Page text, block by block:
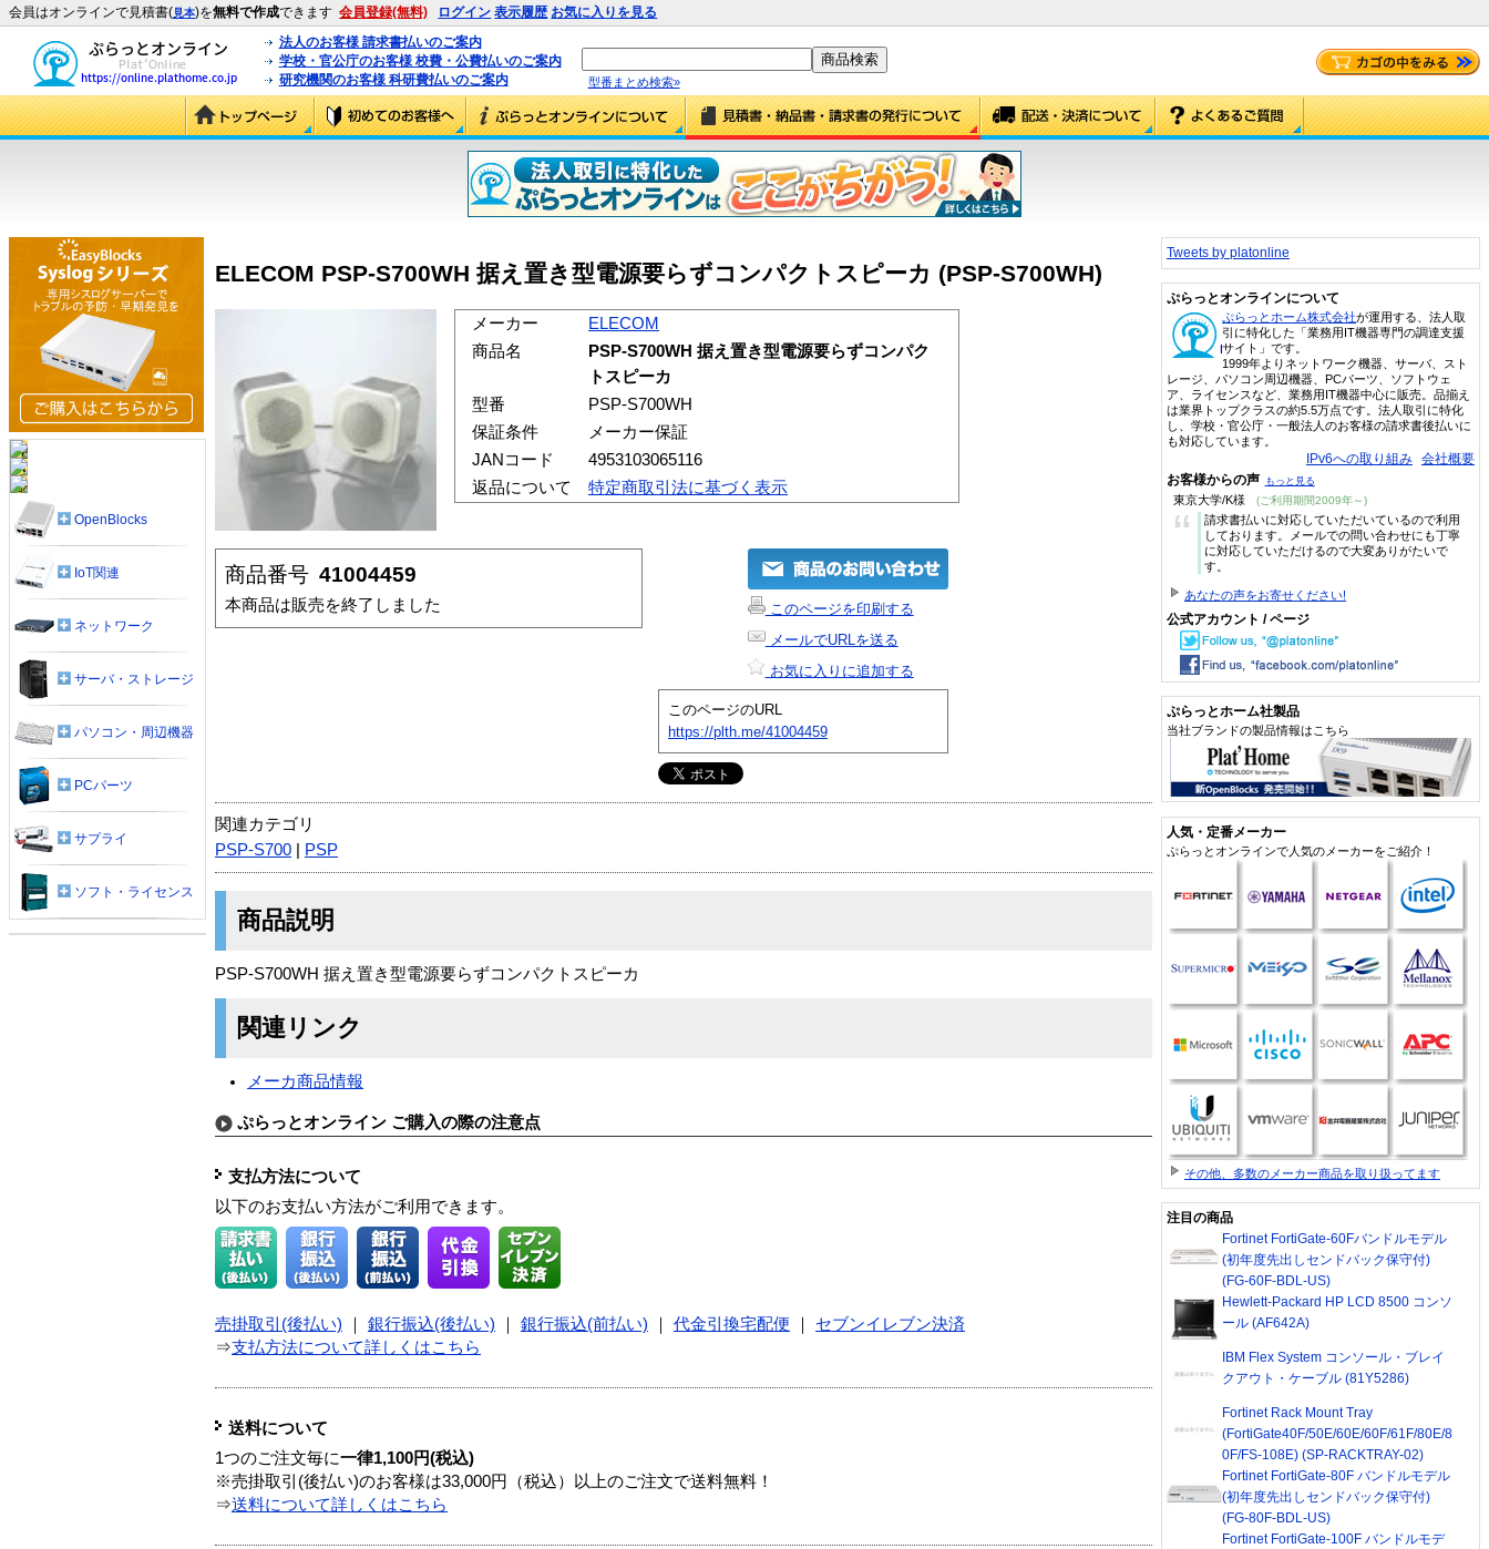
会員はオンラインで見積書(見本)を無料で作成できます 会員登録(無料) ログイン 表示履歴 お気に入りを見る
法人のお客様 請求書払いのご案内
学校・官公庁のお客様 校費・公費払いのご案内
研究機関のお客様 科研費払いのご案内
型番まとめ検索»
ELECOM PSP-S700WH 据え置き型電源要らずコンパクトスピーカ (PSP-S700WH)
メーカー
ELECOM
商品名
PSP-S700WH 据え置き型電源要らずコンパク
トスピーカ
型番
PSP-S700WH
保証条件
メーカー保証
JANコード
4953103065116
返品について
特定商取引法に基づく表示
商品番号 41004459
本商品は販売を終了しました
このページを印刷する
メールでURLを送る
お気に入りに追加する
このページのURL
https://plth.me/41004459
関連カテゴリ
PSP-S700
PSP
商品説明
PSP-S700WH 据え置き型電源要らずコンパクトスピーカ
関連リンク
メーカ商品情報
ぷらっとオンライン ご購入の際の注意点
支払方法について
以下のお支払い方法がご利用できます。
売掛取引(後払い) 銀行振込(後払い) 銀行振込(前払い) 代金引換宅配便
セブンイレブン決済
⇒支払方法について詳しくはこちら
送料について
1つのご注文毎に一律1,100円(税込)
※売掛取引(後払い)のお客様は33,000円（税込）以上のご注文で送料無料！
⇒送料について詳しくはこちら
OpenBlocks
IoT関連
ネットワーク
サーバ・ストレージ
パソコン・周辺機器
PCパーツ
サプライ
ソフト・ライセンス
Tweets by platonline
ぷらっとオンラインについて
ぷらっとホーム株式会社が運用する、法人取
引に特化した「業務用IT機器専門の調達支援
サイト」です。
1999年よりネットワーク機器、サーバ、スト
レージ、パソコン周辺機器、PCパーツ、ソフトウェ
ア、ライセンスなど、業務用IT機器中心に販売。品揃え
は業界トップクラスの約5.5万点です。法人取引に特化
し、学校・官公庁・一般法人のお客様の請求書後払いに
も対応しています。
IPv6への取り組み 会社概要
お客様からの声 もっと見る
東京大学/K様 (ご利用期間2009年～)
“
請求書払いに対応していただいているので利用
しております。メールでの問い合わせにも丁寧
に対応していただけるので大変ありがたいで
す。
あなたの声をお寄せください!
公式アカウント / ページ
ぷらっとホーム社製品
当社ブランドの製品情報はこちら
人気・定番メーカー
ぷらっとオンラインで人気のメーカーをご紹介！
その他、多数のメーカー商品を取り扱ってます
注目の商品
Fortinet FortiGate-60Fバンドルモデル
(初年度先出しセンドバック保守付)
(FG-60F-BDL-US)
Hewlett-Packard HP LCD 8500 コンソ
ール (AF642A)
IBM Flex System コンソール・ブレイ
クアウト・ケーブル (81Y5286)
Fortinet Rack Mount Tray
(FortiGate40F/50E/60E/60F/61F/80E/8
0F/FS-108E) (SP-RACKTRAY-02)
Fortinet FortiGate-80F バンドルモデル
(初年度先出しセンドバック保守付)
(FG-80F-BDL-US)
Fortinet FortiGate-100F バンドルモデ